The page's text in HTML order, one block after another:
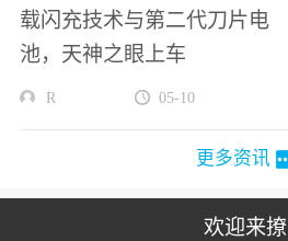
载闪充技术与第二代刀片电
池，天神之眼上车
R 05-10
更多资讯
欢迎来撩